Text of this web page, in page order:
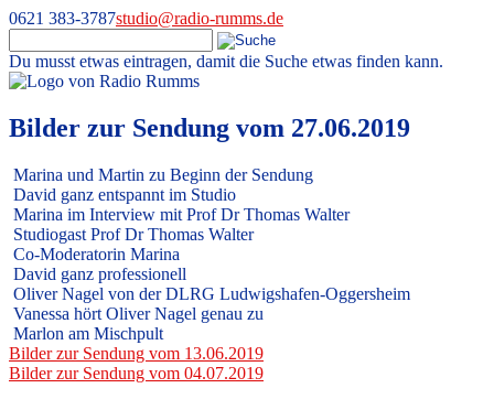
0621 383-3787studio@radio-rumms.de
Du musst etwas eintragen, damit die Suche etwas finden kann.
Skip
content
Radio RUMMS
Radio RUMMS ist ein Radioprojekt mit und für kranke Kinder und
Jugendliche in der Universitätsmedizin Mannheim.
Bilder zur Sendung vom 27.06.2019
Marina und Martin zu Beginn der Sendung
David ganz entspannt im Studio
Marina im Interview mit Prof Dr Thomas Walter
Studiogast Prof Dr Thomas Walter
Co-Moderatorin Marina
David ganz professionell
Oliver Nagel von der DLRG Ludwigshafen-Oggersheim
Vanessa hört Oliver Nagel genau zu
Marlon am Mischpult
Beitragsnavigation
Bilder zur Sendung vom 13.06.2019
Bilder zur Sendung vom 04.07.2019